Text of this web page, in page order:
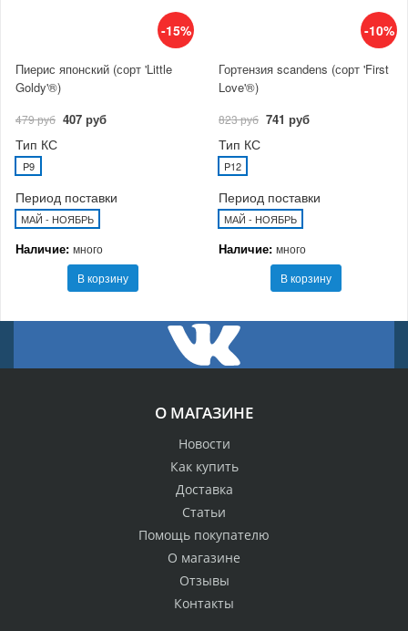
-15%
Пиерис японский (сорт 'Little
Goldy'®)
479 руб 407 руб
Тип КС
P9
Период поставки
МАЙ - НОЯБРЬ
Наличие: много
В корзину
-10%
Гортензия scandens (сорт 'First
Love'®)
823 руб 741 руб
Тип КС
P12
Период поставки
МАЙ - НОЯБРЬ
Наличие: много
В корзину
О МАГАЗИНЕ
Новости
Как купить
Доставка
Статьи
Помощь покупателю
О магазине
Отзывы
Контакты